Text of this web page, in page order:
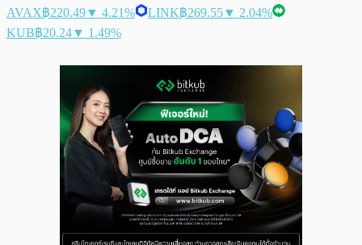
AVAX฿220.49▼ 4.21% LINK฿269.55▼ 2.04%
KUB฿20.24▼ 1.49%